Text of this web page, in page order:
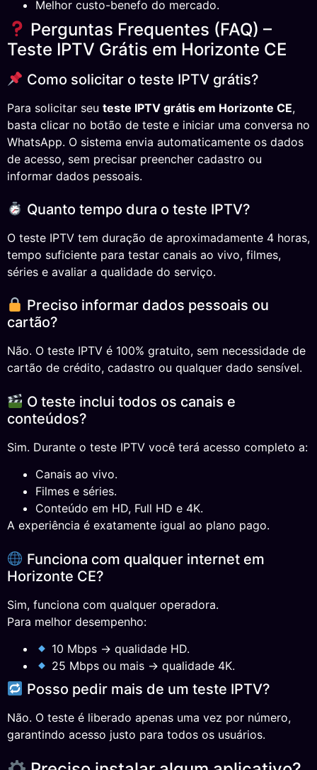
Melhor custo-benefo do mercado.
Perguntas Frequentes (FAQ) –
Teste IPTV Grátis em Horizonte CE
Como solicitar o teste IPTV grátis?
Para solicitar seu teste IPTV grátis em Horizonte CE,
basta clicar no botão de teste e iniciar uma conversa no
WhatsApp. O sistema envia automaticamente os dados
de acesso, sem precisar preencher cadastro ou
informar dados pessoais.
Quanto tempo dura o teste IPTV?
O teste IPTV tem duração de aproximadamente 4 horas,
tempo suficiente para testar canais ao vivo, filmes,
séries e avaliar a qualidade do serviço.
Preciso informar dados pessoais ou
cartão?
Não. O teste IPTV é 100% gratuito, sem necessidade de
cartão de crédito, cadastro ou qualquer dado sensível.
O teste inclui todos os canais e
conteúdos?
Sim. Durante o teste IPTV você terá acesso completo a:
Canais ao vivo.
Filmes e séries.
Conteúdo em HD, Full HD e 4K.
A experiência é exatamente igual ao plano pago.
Funciona com qualquer internet em
Horizonte CE?
Sim, funciona com qualquer operadora.
Para melhor desempenho:
10 Mbps → qualidade HD.
25 Mbps ou mais → qualidade 4K.
Posso pedir mais de um teste IPTV?
Não. O teste é liberado apenas uma vez por número,
garantindo acesso justo para todos os usuários.